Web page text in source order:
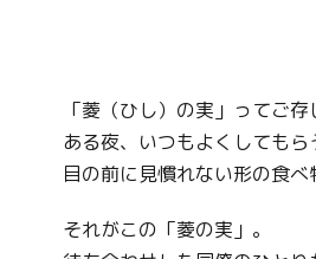
「菱（ひし）の実」ってご
ある夜、いつもよくしてもら
目の前に見慣れない形の食べ
それがこの「菱の実」。